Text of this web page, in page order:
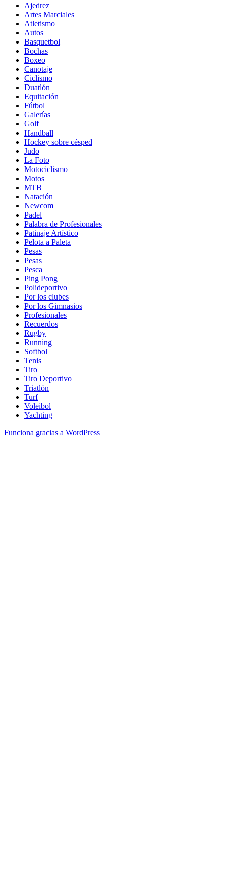
Ajedrez
Artes Marciales
Atletismo
Autos
Basquetbol
Bochas
Boxeo
Canotaje
Ciclismo
Duatlón
Equitación
Fútbol
Galerías
Golf
Handball
Hockey sobre césped
Judo
La Foto
Motociclismo
Motos
MTB
Natación
Newcom
Padel
Palabra de Profesionales
Patinaje Artístico
Pelota a Paleta
Pesas
Pesas
Pesca
Ping Pong
Polideportivo
Por los clubes
Por los Gimnasios
Profesionales
Recuerdos
Rugby
Running
Softbol
Tenis
Tiro
Tiro Deportivo
Triatlón
Turf
Voleibol
Yachting
Funciona gracias a WordPress